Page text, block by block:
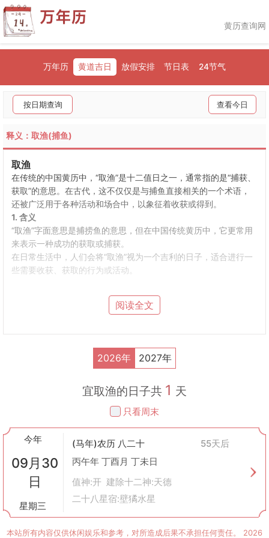
黄历查询网
万年历 黄道吉日 放假安排 节日表 24节气
按日期查询 查看今日
释义：取渔(捕鱼)
取渔
在传统的中国黄历中，“取渔”是十二值日之一，通常指的是“捕获、
获取”的意思。在古代，这不仅仅是与捕鱼直接相关的一个术语，
还被广泛用于各种活动和场合中，以象征着收获或得到。
1. 含义
“取渔”字面意思是捕捞鱼的意思，但在中国传统黄历中，它更常用
来表示一种成功的获取或捕获。
在日常生活中，人们会将“取渔”视为一个吉利的日子，适合进行一
些需要收获、获取的行为或活动。
：这里指任何形式的捕鱼行为，包括但不限于使用渔网、钓具
农业：农民可能会选择在“取渔”这一天播种或收割，期待能够有一
：商家可能认为这是开展新业务或投资的好时机，预示着生意
：人们也可能选择在这一天求职、考试等，相信会有好的
中国古代社会以农业为主，对于天气变化和自然规律有着密切的关
注。因此，古人根据长期观察到的天文现象和自然界的规律，制定
这些黄历不仅指导农业生产，也影响了人们的日常生活和社会活
虽然现代社会已经大大脱离了农耕时代的生活方式，但是“取渔”这
样的传统概念仍然在很多地方保留着其文化价值。
现代人可能不会真的去捕鱼或耕种，但是他们仍然会在某些重要的
阅读全文
2026年 2027年
宜取渔的日子共 1 天
只看周末
今年
09月30
日
星期三
(马年)农历 八二十
55天后
丙午年 丁酉月 丁未日
值神:开 建除十二神:天德
二十八星宿:壁獝水星
本站所有内容仅供休闲娱乐和参考，对所造成后果不承担任何责任。 2026